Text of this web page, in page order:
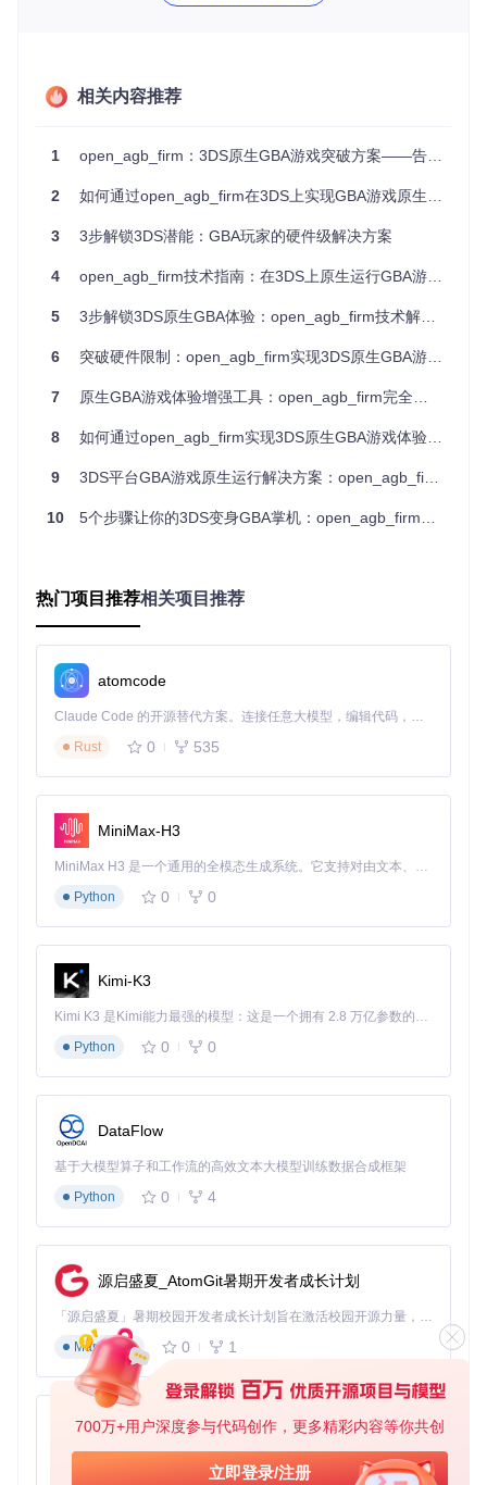
700万+用户深度参与代码创作，更多精彩内容等你共创
立即登录/注册
户能够根据个人需求调整游戏体验。
准备阶段
件。然后获取项目文件，通过版本控制工具克隆仓库，确保包
中重要数据。
执行阶段
第二步，将生成的固件文件复制到SD卡的指定目录。第三
启动时通过特定按键组合选择open_agb_firm。
验证阶段
启动3DS后，检查是否能够看到open_agb_firm的启动界面。
进入文件浏览器，选择一个GBA游戏文件尝试运行。确认游戏
能够正常启动，声音和画面输出正常。测试几个基本操作，如
保存游戏和加载存档，确保功能正常。
来管理和运行GBA游戏库。通过SD卡组织游戏文件，配合自
动保存类型配置，玩家可以轻松切换不同游戏，无需担心存档
兼容性问题。
自制软件开发测试
开发者可以利用open_agb_firm测试GBA自制软件。其原生硬
件支持确保了测试环境与实际GBA设备高度一致，有助于发现
潜在的硬件兼容性问题。
教育场景应用
在教育环境中，open_agb_firm可用于展示复古游戏开发技
术。学生可以通过修改配置文件，直观了解不同硬件参数对游
戏表现的影响，加深对嵌入式系统的理解。
进阶探索：深入open_agb_firm的高级应用
open_agb_firm的配置文件提供了丰富的参数选项，以下是几
个关键参数的优化建议：
作用
sc
控制视频
col
or
e
模拟不同
设备的色
在3DS XL上使用"GB Micro"配置可获
得更鲜艳的色彩，在标准3DS上尝试"N
m
ma
亮度和对
境可提高至2.2
高级应用技巧
动态存档管理：通过修改配置文件中的存档路径，实现多个游
戏存档的自动分类管理。结合3DS的文件管理功能，可以轻松
备份和恢复不同游戏的存档。
游戏运行时的资源占用情况。根据监控数据调整CPU频率和内
相关内容推荐
1 open_agb_firm：3DS原生GBA游戏突破方案——告别兼容性困扰的终极解决之道
2 如何通过open_agb_firm在3DS上实现GBA游戏原生运行？
3 3步解锁3DS潜能：GBA玩家的硬件级解决方案
4 open_agb_firm技术指南：在3DS上原生运行GBA游戏的完整方案
5 3步解锁3DS原生GBA体验：open_agb_firm技术解析与实践指南
6 突破硬件限制：open_agb_firm实现3DS原生GBA游戏全流程指南
7 原生GBA游戏体验增强工具：open_agb_firm完全配置指南
8 如何通过open_agb_firm实现3DS原生GBA游戏体验的全面优化
9 3DS平台GBA游戏原生运行解决方案：open_agb_firm技术指南
10 5个步骤让你的3DS变身GBA掌机：open_agb_firm深度指南
热门项目推荐相关项目推荐
atomcode
Claude Code 的开源替代方案。连接任意大模型，编辑代码，运行命令，自动验证 — 全自动执行。用 Rust 构建，极致性能。 ｜ An open-source alternative to Claude Code. Connect any LLM, edit code, run commands, and verify changes — autonomously. Built in Rust for speed. Get Started
Rust
0 535
MiniMax-H3
MiniMax H3 是一个通用的全模态生成系统。它支持对由文本、图像、视频和音频组成的多模态上下文进行统一理解，并能生成分辨率高达 2K、时长可达 15 秒的带原生立体声音频的视频。得益于面向任务泛化的系统设计，H3 在预训练阶段就已具备广泛的多模态上下文理解与生成能力，能够出色地执行复杂的多模态指令。
Python
0 0
Kimi-K3
Kimi K3 是Kimi能力最强的模型：这是一个拥有 2.8 万亿参数的混合专家（MoE）模型，具备原生视觉理解能力，并支持 100 万 token 的上下文窗口。
Python
0 0
DataFlow
基于大模型算子和工作流的高效文本大模型训练数据合成框架
Python
0 4
源启盛夏_AtomGit暑期开发者成长计划
「源启盛夏」暑期校园开发者成长计划旨在激活校园开源力量，通过积分激励、认证扶持、资源倾斜等形式，引导高校组织和开发者完成「入驻 — 建项目 — 做贡献 — 获认证 — 得资源」的完整闭环。无论你是想带领社团入驻平台的组织者，还是希望用代码贡献证明自己的开发者，都能在这里找到属于你的成长路径。
Markdown
0 1
py-xiaozhi
基于Python的Xiaozhi AI，适用于想要完整Xiaozhi体验而无需拥有专用硬件的用户。